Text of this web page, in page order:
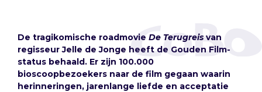
De tragikomische roadmovie De Terugreis van
regisseur Jelle de Jonge heeft de Gouden Film-
status behaald. Er zijn 100.000
bioscoopbezoekers naar de film gegaan waarin
herinneringen, jarenlange liefde en acceptatie